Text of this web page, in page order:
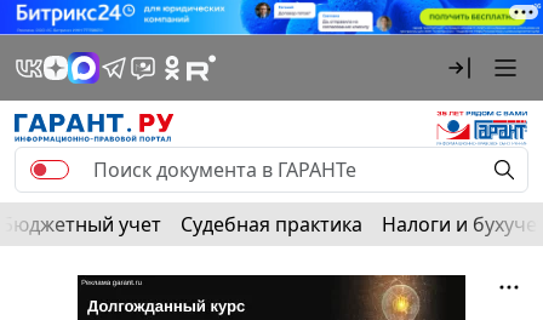
Бюджетный учет Судебная практика Налоги и